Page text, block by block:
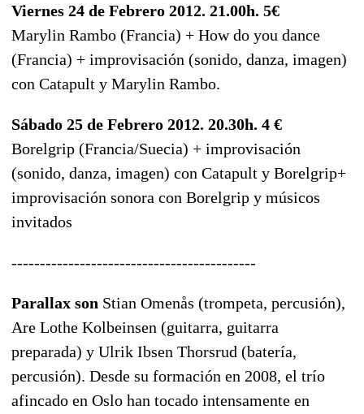
Viernes 24 de Febrero 2012. 21.00h. 5€
Marylin Rambo (Francia) + How do you dance
(Francia) + improvisación (sonido, danza, imagen)
con Catapult y Marylin Rambo.
Sábado 25 de Febrero 2012. 20.30h. 4 €
Borelgrip (Francia/Suecia) + improvisación
(sonido, danza, imagen) con Catapult y Borelgrip+
improvisación sonora con Borelgrip y músicos
invitados
-------------------------------------------
Parallax son Stian Omenås (trompeta, percusión),
Are Lothe Kolbeinsen (guitarra, guitarra
preparada) y Ulrik Ibsen Thorsrud (batería,
percusión). Desde su formación en 2008, el trío
afincado en Oslo han tocado intensamente en